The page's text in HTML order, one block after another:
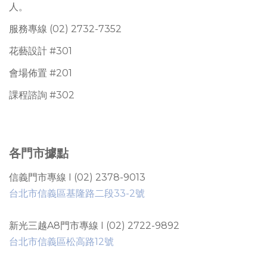
人。
服務專線 (02) 2732-7352
花藝設計 #301
會場佈置 #201
課程諮詢 #302
各門市據點
信義門市專線 I (02) 2378-9013
台北市信義區基隆路二段33-2號
新光三越A8門市專線 I (02) 2722-9892
台北市信義區松高路12號